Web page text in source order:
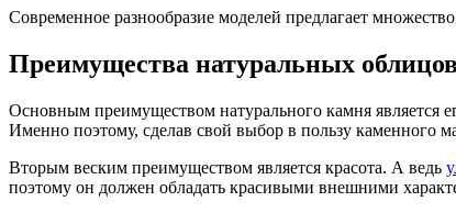
Современное разнообразие моделей предлагает
Преимущества натуральных
Основным преимуществом натурального камня является
Именно поэтому, сделав свой выбор в пользу каменного
Вторым веским преимуществом является красота. А ведь
поэтому он должен обладать красивыми внешними